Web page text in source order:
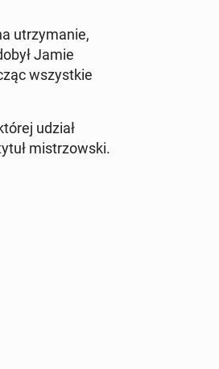
utrzy­ma­nie,
Jamie
wszyst­kie
udział
mi­strzow­ski.